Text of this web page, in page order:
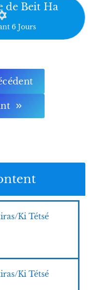
de Beit Ha
6 Jours
Ki Tétsé
Ki Tétsé